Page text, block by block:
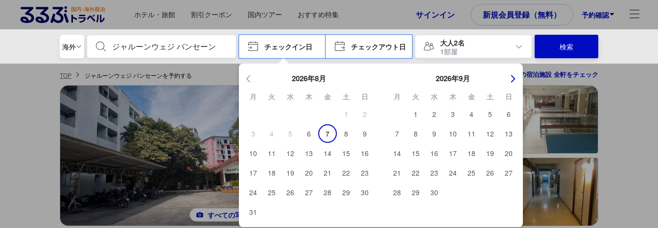
ホテル・旅館 割引クーポン 国内ツアー おすすめ特集 サインイン 新規会員登録（無料） 予約確認
海外
宿泊施設名やキーワードを入力し、矢印キーやタブキーで進み、エンターキーを押して内容を確定して、検索します。
チェックイン日 チェックアウト日
大人2名
1部屋
エンターキーを押して日付選択画面の操作を開始します。方向キーを使用して、チェックイン日とチェックアウト日を移動します。
2026年8月
月 火 水 木 金 土
日
1
2
3
4 5 6 7 8
9
10
11 12 13 14 15
16
17
18 19 20 21 22
23
24
25 26 27 28 29
30
31
2026年9月
月 火 水 木 金 土
日
1
2 3 4 5
6
7
8 9 10 11 12
13
14
15 16 17 18 19
20
21
22 23 24 25 26
27
28
29 30
検索
TOP ジャルーンウェジ バンセーンを予約する チョンブリーの宿泊施設 全軒をチェック
すべての写真を見る
るるぶトラベルに掲載されているクチコミは実際に予約をし、宿泊を終えたゲストから提供されています。実際の経験に基づいた内容であるため、これから宿泊選びをされるユーザーにとっても参考となる信頼で